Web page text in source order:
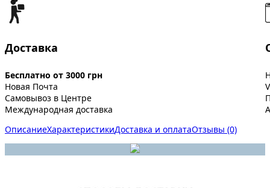
Доставка
Бесплатно от 3000 грн
Новая Почта
Самовывоз в Центре
Международная доставка
ОписаниеХарактеристикиДоставка и оплатаОтзывы (0)